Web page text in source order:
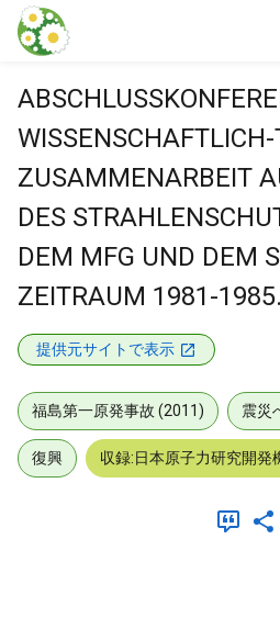
本文に飛ぶ
ZUSAMMENARBEIT
DES
DEM MFG UND DEM
ZEITRAUM 1981-
提供元サイトで表示
福島第一原発事故 (2011) 震災
復興 収録:日本原子力研究開発